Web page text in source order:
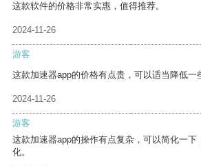
这款软件的价格非常实惠，值得推荐。
2024-11-26
游客
这款加速器app的价格有点贵，可以适当降低一
2024-11-26
游客
这款加速器app的操作有点复杂，可以简化一下
化。